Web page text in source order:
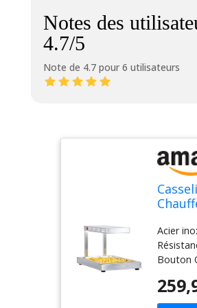
Notes des
4.7/5
Note de 4.7 pour 6 utilisateurs
Acier
Bouton